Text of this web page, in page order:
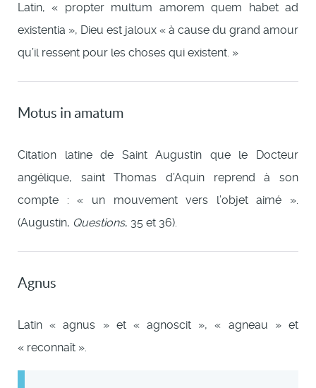
Latin, « propter multum amorem quem habet ad
existentia », Dieu est jaloux « à cause du grand amour
qu’il ressent pour les choses qui existent. »
Motus in amatum
Citation latine de Saint Augustin que le Docteur
angélique, saint Thomas d’Aquin reprend à son
compte : « un mouvement vers l’objet aimé ».
(Augustin, Questions, 35 et 36).
Agnus
Latin « agnus » et « agnoscit », « agneau » et
« reconnaît ».